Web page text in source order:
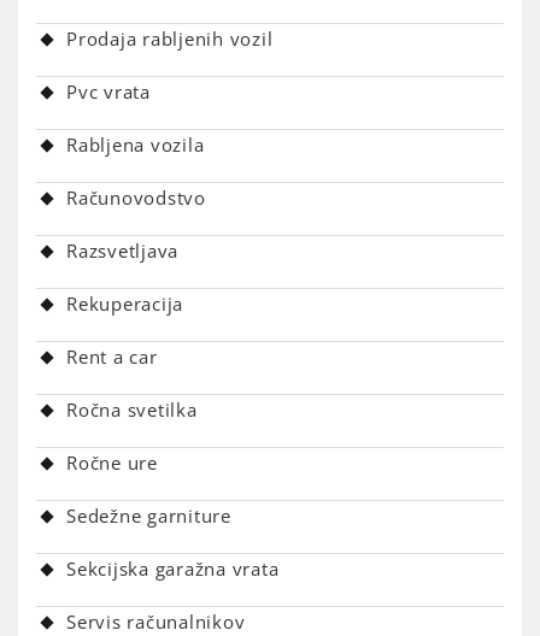
Prodaja rabljenih vozil
Pvc vrata
Rabljena vozila
Računovodstvo
Razsvetljava
Rekuperacija
Rent a car
Ročna svetilka
Ročne ure
Sedežne garniture
Sekcijska garažna vrata
Servis računalnikov